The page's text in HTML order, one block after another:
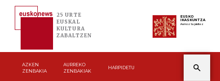
25 URTE
EUSKAL
KULTURA
ZABALTZEN
EUSKO
IKASKUNTZA
Asmoz ta jakitez
AZKEN
ZENBAKIA
AURREKO
ZENBAKIAK
HARPIDETU